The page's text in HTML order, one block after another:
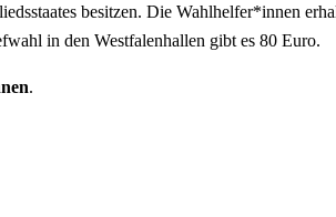
besitzen. Die Wahlhelfer*innen
in den Westfalenhallen gibt es 80 Euro.
.